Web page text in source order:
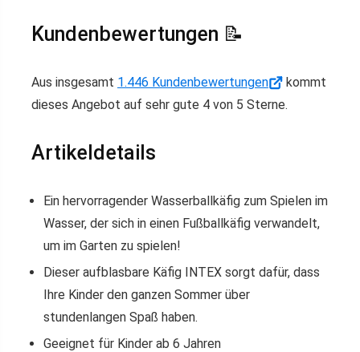
Kundenbewertungen 📝
Aus insgesamt 1.446 Kundenbewertungen
kommt
dieses Angebot auf sehr gute 4 von 5 Sterne.
Artikeldetails
Ein hervorragender Wasserballkäfig zum Spielen im
Wasser, der sich in einen Fußballkäfig verwandelt,
um im Garten zu spielen!
Dieser aufblasbare Käfig INTEX sorgt dafür, dass
Ihre Kinder den ganzen Sommer über
stundenlangen Spaß haben.
Geeignet für Kinder ab 6 Jahren